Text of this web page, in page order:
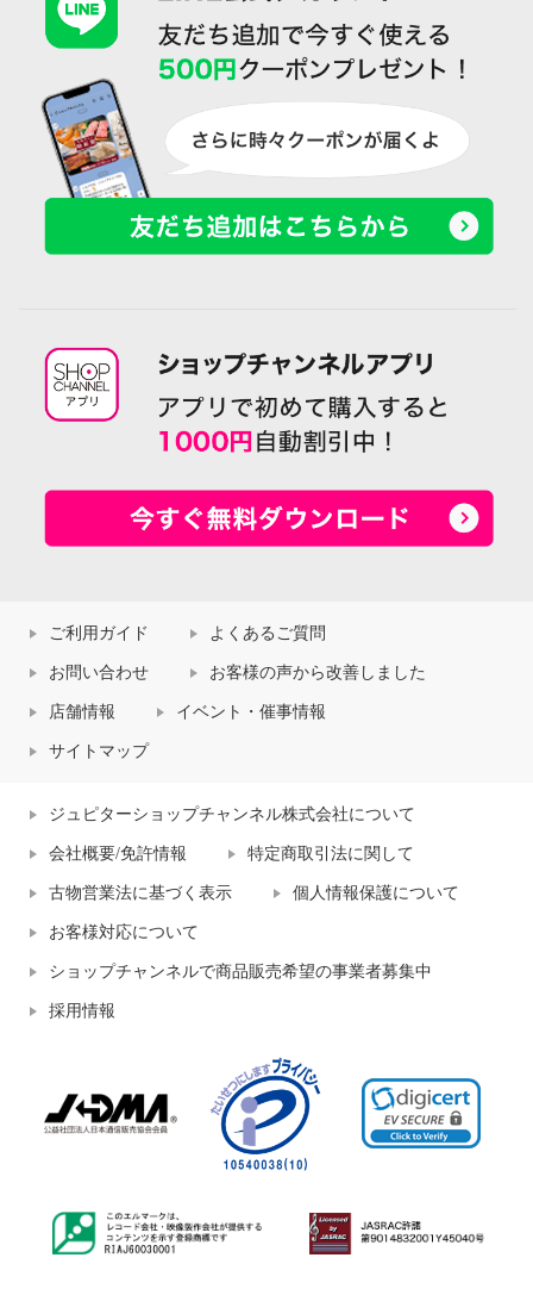
ご利用ガイド よくあるご質問
お問い合わせ お客様の声から改善しました
店舗情報 イベント・催事情報
サイトマップ
ジュピターショップチャンネル株式会社について
会社概要/免許情報 特定商取引法に関して
古物営業法に基づく表示 個人情報保護について
お客様対応について
ショップチャンネルで商品販売希望の事業者募集中
採用情報